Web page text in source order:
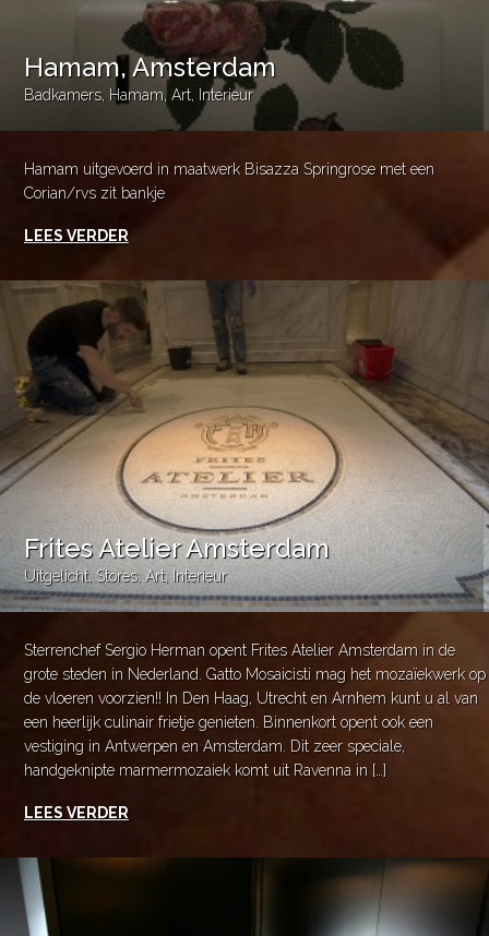
Hamam, Amsterdam
Badkamers, Hamam Art, Interieur
Hamam uitgevoerd in maatwerk Bisazza Springrose met een
Corian/rvs zit bankje
LEES VERDER
Frites Atelier Amsterdam
Uitgelicht, Stores, Art, Interieur
Sterrenchef Sergio Herman opent Frites Atelier Amsterdam in de
grote steden in Nederland. Gatto Mosaicisti mag het mozaïekwerk op
de vloeren voorzien!! In Den Haag, Utrecht en Arnhem kunt u al van
een heerlijk culinair frietje genieten. Binnenkort opent ook een
vestiging in Antwerpen en Amsterdam. Dit zeer speciale,
handgeknipte marmermozaiek komt uit Ravenna in […]
LEES VERDER